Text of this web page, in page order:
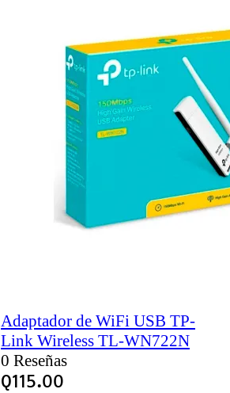
Adaptador de WiFi USB TP-
Link Wireless TL-WN722N
0 Reseñas
Q115.00